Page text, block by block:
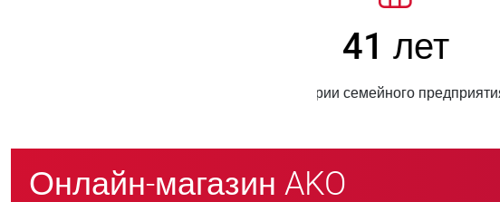
> 3 500
проданных единиц
Онлайн-магазин AKO